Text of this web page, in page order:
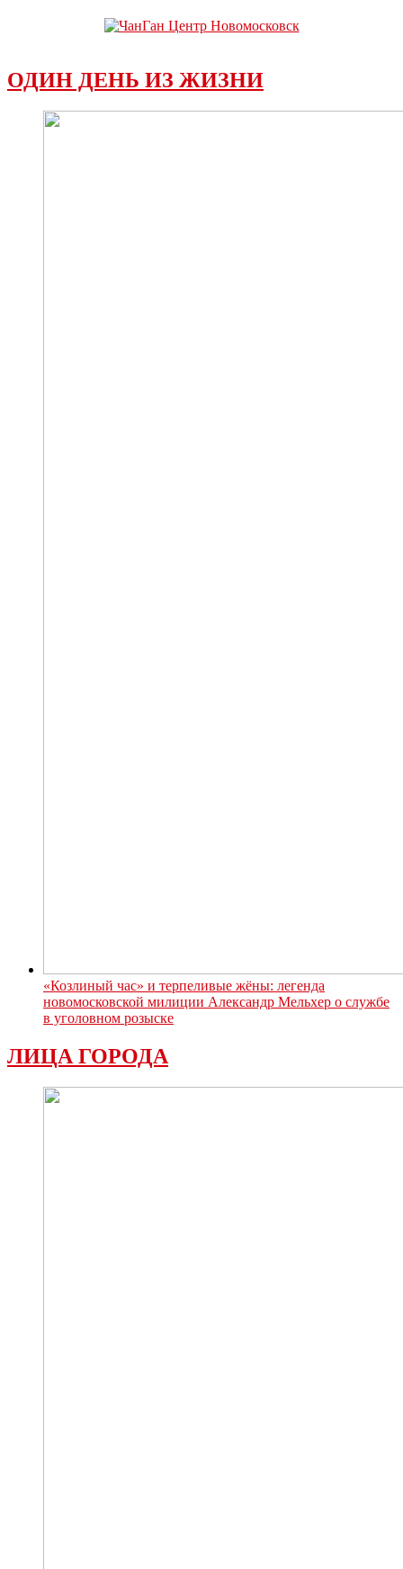
ОДИН ДЕНЬ ИЗ ЖИЗНИ
«Козлиный час» и терпеливые жёны: легенда
новомосковской милиции Александр Мельхер о службе
в уголовном розыске
ЛИЦА ГОРОДА